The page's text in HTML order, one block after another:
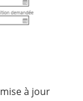
à jour